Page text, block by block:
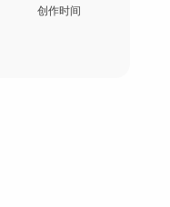
创作时间